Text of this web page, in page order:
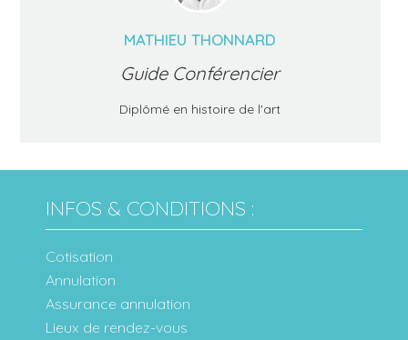
MATHIEU THONNARD
Guide Conférencier
Diplômé en histoire de l'art
INFOS & CONDITIONS :
Cotisation
Annulation
Assurance annulation
Lieux de rendez-vous